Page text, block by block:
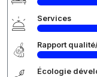
Services
Rapport
Écologie